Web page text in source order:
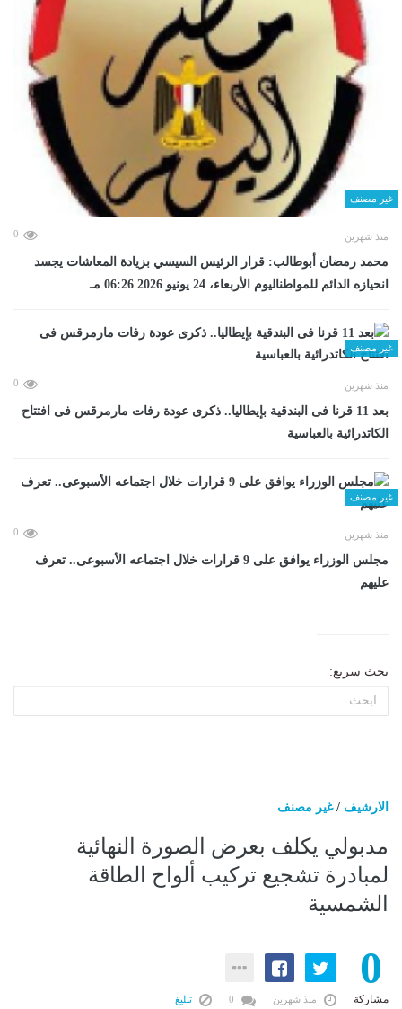
غير مصنف
منذ شهرين 0
محمد رمضان أبوطالب: قرار الرئيس السيسي بزيادة المعاشات يجسد
انحيازه الدائم للمواطناليوم الأربعاء، 24 يونيو 2026 06:26 مـ
غير مصنف
منذ شهرين 0
بعد 11 قرنا فى البندقية بإيطاليا.. ذكرى عودة رفات مارمرقس فى افتتاح
الكاتدرائية بالعباسية
غير مصنف
منذ شهرين 0
مجلس الوزراء يوافق على 9 قرارات خلال اجتماعه الأسبوعى.. تعرف
عليهم
بحث سريع:
الارشيف /غير مصنف
مدبولي يكلف بعرض الصورة النهائية
لمبادرة تشجيع تركيب ألواح الطاقة
الشمسية
0
مشاركة منذ شهرين تبليغ